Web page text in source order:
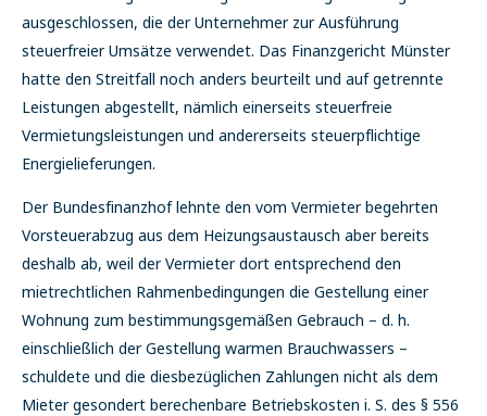
ausgeschlossen, die der Unternehmer zur Ausführung
steuerfreier Umsätze verwendet. Das Finanzgericht Münster
hatte den Streitfall noch anders beurteilt und auf getrennte
Leistungen abgestellt, nämlich einerseits steuerfreie
Vermietungsleistungen und andererseits steuerpflichtige
Energielieferungen.
Der Bundesfinanzhof lehnte den vom Vermieter begehrten
Vorsteuerabzug aus dem Heizungsaustausch aber bereits
deshalb ab, weil der Vermieter dort entsprechend den
mietrechtlichen Rahmenbedingungen die Gestellung einer
Wohnung zum bestimmungsgemäßen Gebrauch – d. h.
einschließlich der Gestellung warmen Brauchwassers –
schuldete und die diesbezüglichen Zahlungen nicht als dem
Mieter gesondert berechenbare Betriebskosten i. S. des § 556